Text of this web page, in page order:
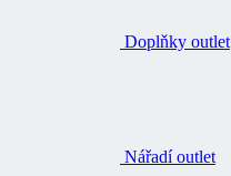
Doplňky outlet
Nářadí outlet